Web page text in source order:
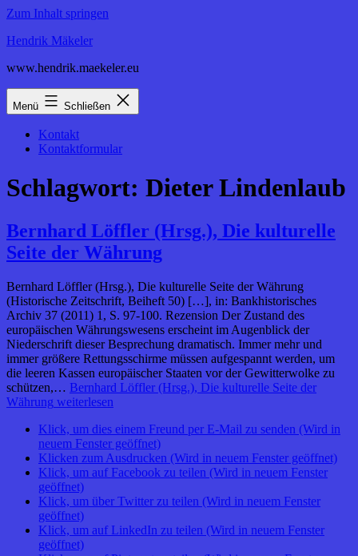
Zum Inhalt springen
Hendrik Mäkeler
www.hendrik.maekeler.eu
Menü Schließen
Kontakt
Kontaktformular
Schlagwort: Dieter Lindenlaub
Bernhard Löffler (Hrsg.), Die kulturelle
Seite der Währung
Bernhard Löffler (Hrsg.), Die kulturelle Seite der Währung
(Historische Zeitschrift, Beiheft 50) […], in: Bankhistorisches
Archiv 37 (2011) 1, S. 97-100. Rezension Der Zustand des
europäischen Währungswesens erscheint im Augenblick der
Niederschrift dieser Besprechung dramatisch. Immer mehr und
immer größere Rettungsschirme müssen aufgespannt werden, um
die leeren Kassen europäischer Staaten vor der Gewitterwolke zu
schützen,… Bernhard Löffler (Hrsg.), Die kulturelle Seite der
Währung weiterlesen
Klick, um dies einem Freund per E-Mail zu senden (Wird in
neuem Fenster geöffnet)
Klicken zum Ausdrucken (Wird in neuem Fenster geöffnet)
Klick, um auf Facebook zu teilen (Wird in neuem Fenster
geöffnet)
Klick, um über Twitter zu teilen (Wird in neuem Fenster
geöffnet)
Klick, um auf LinkedIn zu teilen (Wird in neuem Fenster
geöffnet)